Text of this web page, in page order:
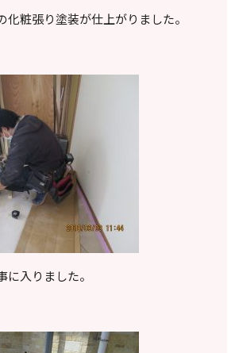
粧張り塗装が仕上がりました。
入りました。